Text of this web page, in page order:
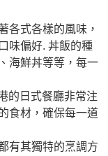
各式各樣的風味，
味偏好. 丼飯的種
海鮮丼等等，每一
的日式餐廳非常注
食材，確保每一道
有其獨特的烹調方